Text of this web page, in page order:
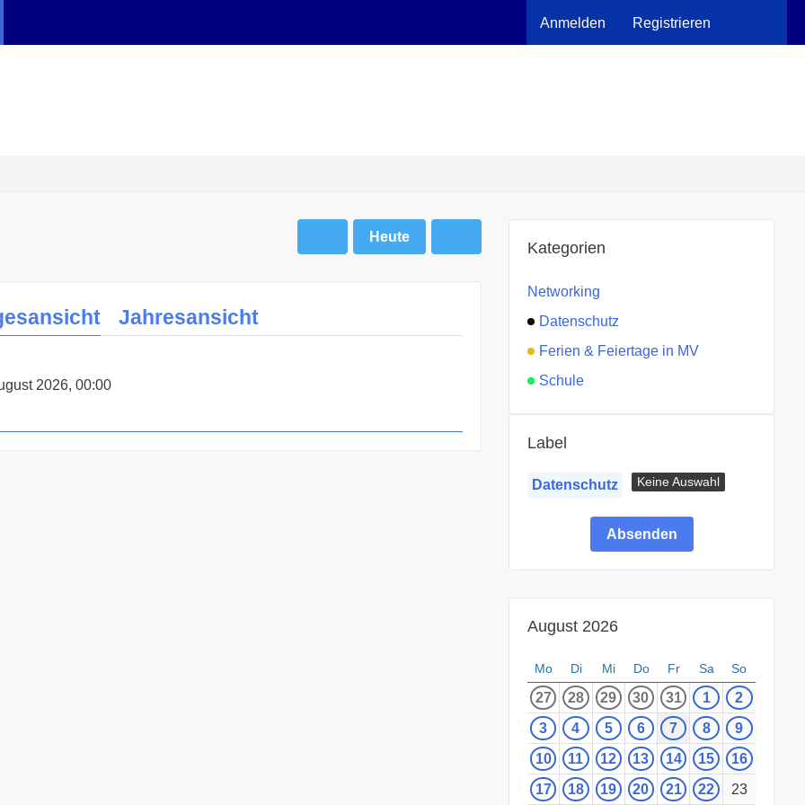
Anmelden Registrieren
Heute
Jahresansicht
2026, 00:00
Kategorien
Networking
Datenschutz
Ferien & Feiertage in MV
Schule
Label
Datenschutz Keine Auswahl
August 2026
Mo Di Mi Do Fr Sa So
27 28 29 30 31 1
2
3
4 5 6 7 8
9
10
11 12 13 14 15
16
17
18 19 20 21 22 23